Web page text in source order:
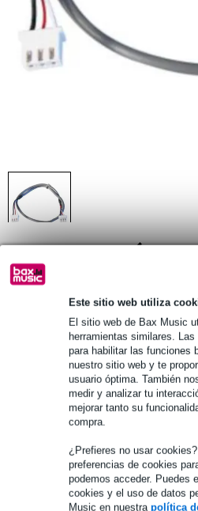
Este sitio web utiliza
El sitio web de Bax Music
herramientas similares.
para habilitar las funciones
nuestro sitio web y te
usuario óptima. También
medir y analizar tu
mejorar tanto su
compra.
¿Prefieres no usar
preferencias de cookies
podemos acceder. Puedes
cookies y el uso de datos
Music en nuestra política
1/1
Disponibilidad online En stock
Pedido antes de 16 h = en unos 9
Más de 48.000 artículos en stock